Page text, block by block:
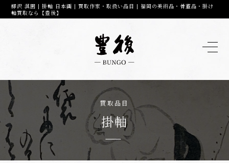
柳沢 淇園 | 掛軸 日本画 | 買取作家・取扱い品目 | 福岡の美術品・骨董品・掛け
軸買取なら【豊後】
買取品目
掛軸